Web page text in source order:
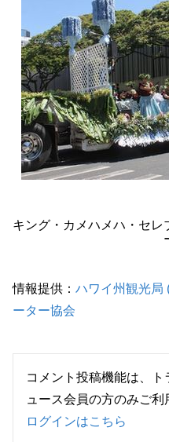
キング・カメハメハ・セレ
情報提供： ハワイ州観光局
ーター協会
コメント投稿機能は、
ュース会員の方のみご利
ログインはこちら